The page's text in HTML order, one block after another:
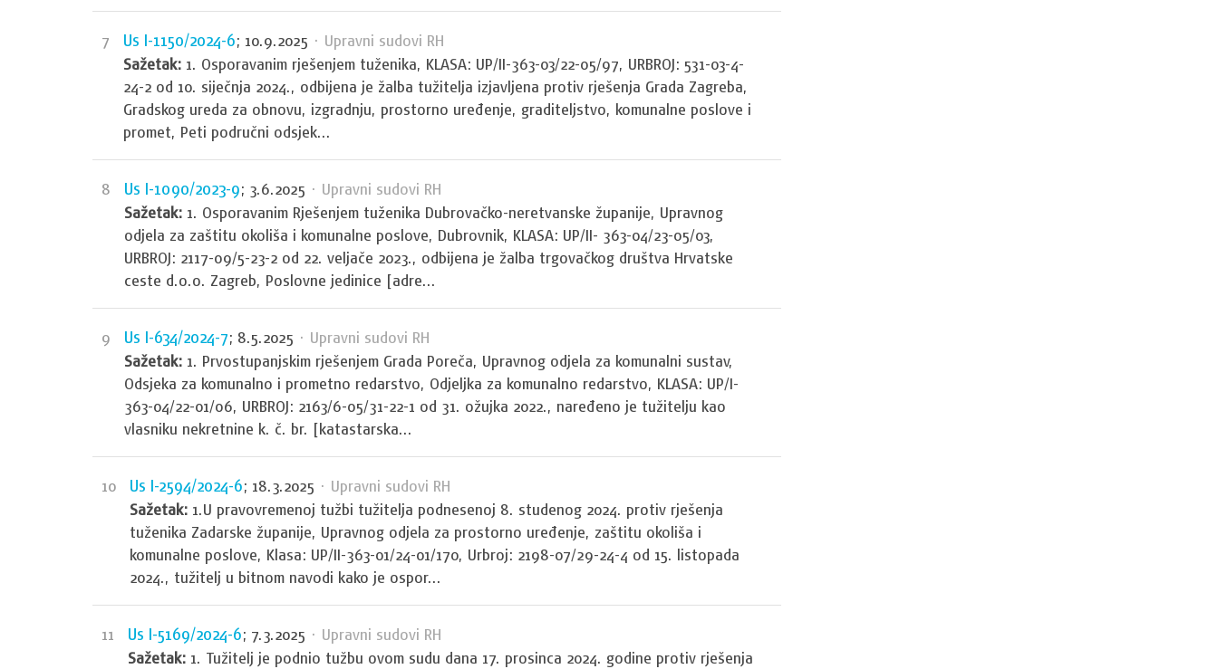
7 Us I-1150/2024-6; 10.9.2025 · Upravni sudovi RH
Sažetak: 1. Osporavanim rješenjem tuženika, KLASA: UP/II-363-03/22-05/97, URBROJ: 531-03-4-
24-2 od 10. siječnja 2024., odbijena je žalba tužitelja izjavljena protiv rješenja Grada Zagreba,
Gradskog ureda za obnovu, izgradnju, prostorno uređenje, graditeljstvo, komunalne poslove i
promet, Peti područni odsjek...
8 Us I-1090/2023-9; 3.6.2025 · Upravni sudovi RH
Sažetak: 1. Osporavanim Rješenjem tuženika Dubrovačko-neretvanske županije, Upravnog
odjela za zaštitu okoliša i komunalne poslove, Dubrovnik, KLASA: UP/II- 363-04/23-05/03,
URBROJ: 2117-09/5-23-2 od 22. veljače 2023., odbijena je žalba trgovačkog društva Hrvatske
ceste d.o.o. Zagreb, Poslovne jedinice [adre...
9 Us I-634/2024-7; 8.5.2025 · Upravni sudovi RH
Sažetak: 1. Prvostupanjskim rješenjem Grada Poreča, Upravnog odjela za komunalni sustav,
Odsjeka za komunalno i prometno redarstvo, Odjeljka za komunalno redarstvo, KLASA: UP/I-
363-04/22-01/06, URBROJ: 2163/6-05/31-22-1 od 31. ožujka 2022., naređeno je tužitelju kao
vlasniku nekretnine k. č. br. [katastarska...
10 Us I-2594/2024-6; 18.3.2025 · Upravni sudovi RH
Sažetak: 1.U pravovremenoj tužbi tužitelja podnesenoj 8. studenog 2024. protiv rješenja
tuženika Zadarske županije, Upravnog odjela za prostorno uređenje, zaštitu okoliša i
komunalne poslove, Klasa: UP/II-363-01/24-01/170, Urbroj: 2198-07/29-24-4 od 15. listopada
2024., tužitelj u bitnom navodi kako je ospor...
11 Us I-5169/2024-6; 7.3.2025 · Upravni sudovi RH
Sažetak: 1. Tužitelj je podnio tužbu ovom sudu dana 17. prosinca 2024. godine protiv rješenja